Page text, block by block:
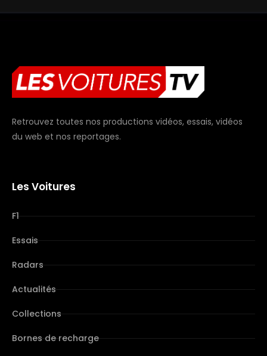
Retrouvez toutes nos productions vidéos, essais, vidéos
du web et nos reportages.
Les Voitures
F1
Essais
Radars
Actualités
Collections
Bornes de recharge